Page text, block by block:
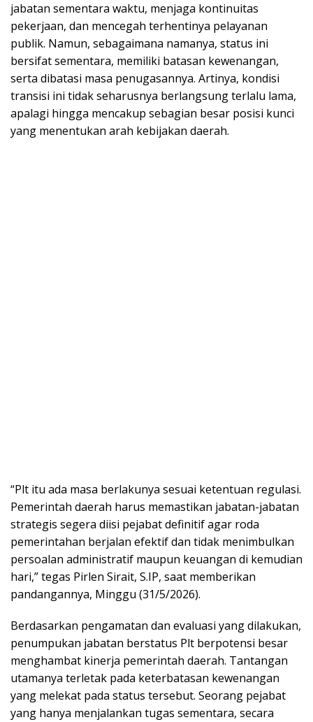
jabatan sementara waktu, menjaga kontinuitas
pekerjaan, dan mencegah terhentinya pelayanan
publik. Namun, sebagaimana namanya, status ini
bersifat sementara, memiliki batasan kewenangan,
serta dibatasi masa penugasannya. Artinya, kondisi
transisi ini tidak seharusnya berlangsung terlalu lama,
apalagi hingga mencakup sebagian besar posisi kunci
yang menentukan arah kebijakan daerah.
“Plt itu ada masa berlakunya sesuai ketentuan regulasi.
Pemerintah daerah harus memastikan jabatan-jabatan
strategis segera diisi pejabat definitif agar roda
pemerintahan berjalan efektif dan tidak menimbulkan
persoalan administratif maupun keuangan di kemudian
hari,” tegas Pirlen Sirait, S.IP, saat memberikan
pandangannya, Minggu (31/5/2026).
Berdasarkan pengamatan dan evaluasi yang dilakukan,
penumpukan jabatan berstatus Plt berpotensi besar
menghambat kinerja pemerintah daerah. Tantangan
utamanya terletak pada keterbatasan kewenangan
yang melekat pada status tersebut. Seorang pejabat
yang hanya menjalankan tugas sementara, secara